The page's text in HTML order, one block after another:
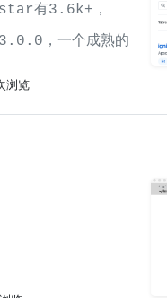
star有3.6k+，
，一个成熟的
浏览